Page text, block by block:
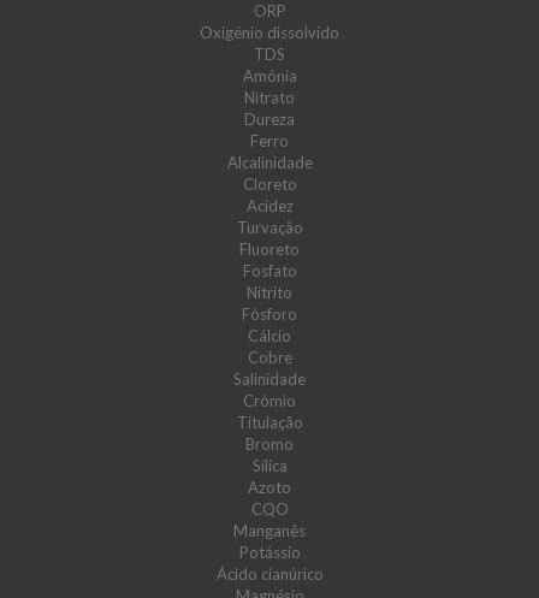
ORP
Oxigénio dissolvido
TDS
Amónia
Nitrato
Dureza
Ferro
Alcalinidade
Cloreto
Acidez
Turvação
Fluoreto
Fosfato
Nitrito
Fósforo
Cálcio
Cobre
Salinidade
Crómio
Titulação
Bromo
Sílica
Azoto
CQO
Manganês
Potássio
Ácido cianúrico